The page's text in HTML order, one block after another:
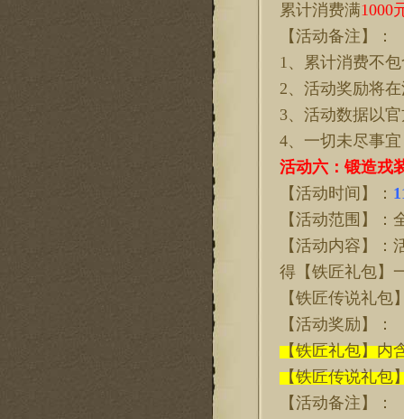
累计消费满1000
【活动备注】：
1、累计消费不
2、活动奖励将
3、活动数据以
4、一切未尽事
活动六：锻造戎
【活动时间】：
【活动范围】：
【活动内容】
得【铁匠礼包】
【铁匠传说礼包
【活动奖励】：
【铁匠礼包】内
【铁匠传说礼包
【活动备注】：